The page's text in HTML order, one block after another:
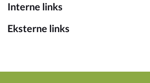
Interne links
Eksterne links